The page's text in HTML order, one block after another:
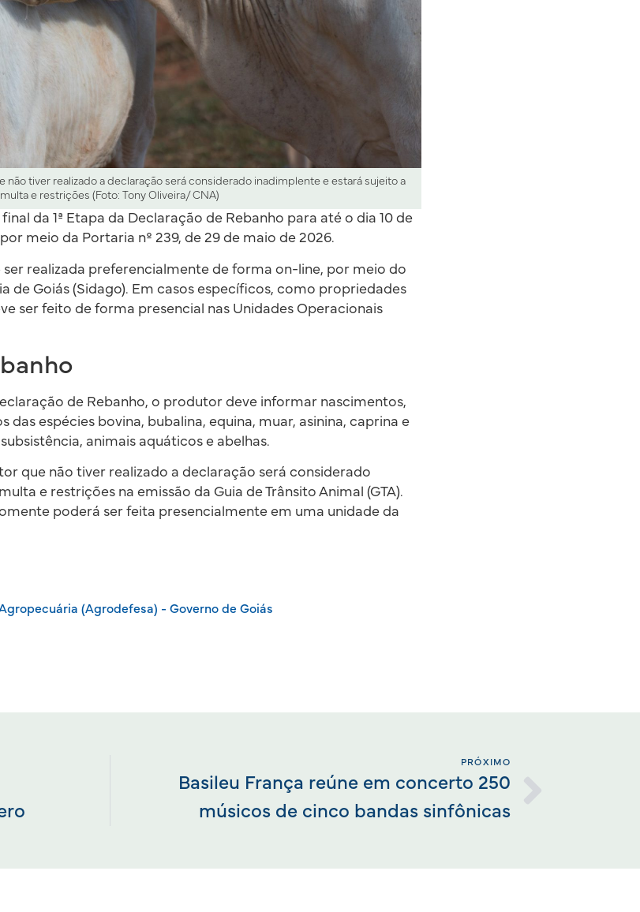
não tiver realizado a declaração será considerado inadimplente e estará sujeito a
multa e restrições (Foto: Tony Oliveira/ CNA)
da 1ª Etapa da Declaração de Rebanho para até o dia 10 de
meio da Portaria nº 239, de 29 de maio de 2026.
ser realizada preferencialmente de forma on-line, por meio do
de Goiás (Sidago). Em casos específicos, como propriedades
ser feito de forma presencial nas Unidades Operacionais
de Rebanho, o produtor deve informar nascimentos,
das espécies bovina, bubalina, equina, muar, asinina, caprina e
animais aquáticos e abelhas.
que não tiver realizado a declaração será considerado
e restrições na emissão da Guia de Trânsito Animal (GTA).
poderá ser feita presencialmente em uma unidade da
(Agrodefesa) - Governo de Goiás
PRÓXIMO
Basileu França reúne em concerto 250
músicos de cinco bandas sinfônicas